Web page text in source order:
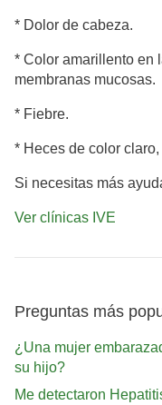
* Dolor de cabeza.
* Color amarillento en
membranas mucosas.
* Fiebre.
* Heces de color claro,
Si necesitas más
Ver clínicas IVE
Preguntas más
¿Una mujer
su hijo?
Me detectaron